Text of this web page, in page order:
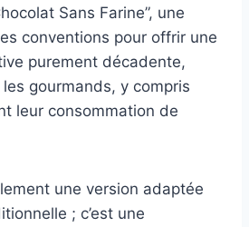
Sans Farine”, une
conventions pour offrir une
purement décadente,
gourmands, y compris
leur consommation de
une version adaptée
; c’est une